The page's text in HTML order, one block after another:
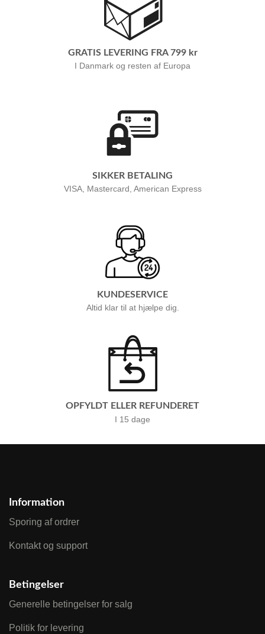
GRATIS LEVERING FRA 799 kr
I Danmark og resten af Europa
SIKKER BETALING
VISA, Mastercard, American Express
KUNDESERVICE
Altid klar til at hjælpe dig.
OPFYLDT ELLER REFUNDERET
I 15 dage
Information
Sporing af ordrer
Kontakt og support
Betingelser
Generelle betingelser for salg
Politik for levering